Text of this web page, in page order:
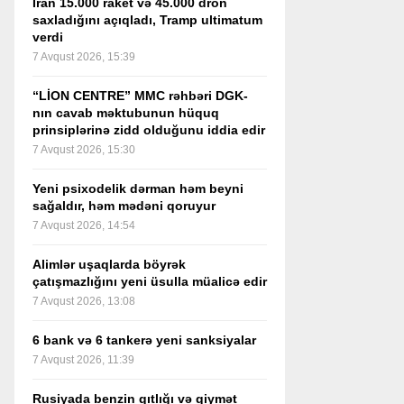
saxladığını açıqladı, Tramp ultimatum
verdi
7 Avqust 2026, 15:39
“LİON CENTRE” MMC rəhbəri DGK-
nın cavab məktubunun hüquq
prinsiplərinə zidd olduğunu iddia edir
7 Avqust 2026, 15:30
Yeni psixodelik dərman həm beyni
sağaldır, həm mədəni qoruyur
7 Avqust 2026, 14:54
Alimlər uşaqlarda böyrək
çatışmazlığını yeni üsulla müalicə edir
7 Avqust 2026, 13:08
6 bank və 6 tankerə yeni sanksiyalar
7 Avqust 2026, 11:39
Rusiyada benzin qıtlığı və qiymət